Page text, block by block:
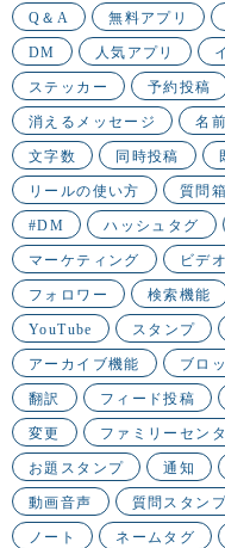
Q＆A 無料アプリ
DM 人気アプリ
ステッカー 予約投稿
消えるメッセージ 名前
文字数 同時投稿
リールの使い方 質問箱
#DM ハッシュタグ
マーケティング ビデ
フォロワー 検索機能
YouTube スタンプ
アーカイブ機能 ブロ
翻訳 フィード投稿
変更 ファミリーセン
お題スタンプ 通知
動画音声 質問スタン
ノート ネームタグ